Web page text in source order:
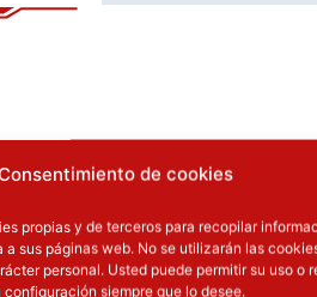
de cookies
propias y de terceros para recopilar
sus páginas web. No se utilizarán las
personal. Usted puede permitir su uso o
siempre que lo desee.
OTROS
Inicie sesión
El precio original